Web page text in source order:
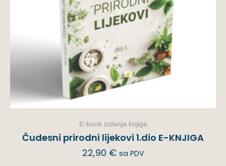
E-book izdanja knjiga
Čudesni prirodni lijekovi 1.dio E-KNJIGA
22,90 € sa PDV